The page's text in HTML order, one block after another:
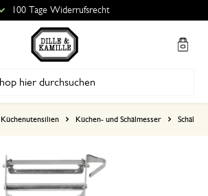
100 Tage Widerrufsrecht
Küchenutensilien Küchen- und Schälmesser Schälen